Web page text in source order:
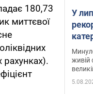
180,73
миттєвої
рахунках).
У
живій